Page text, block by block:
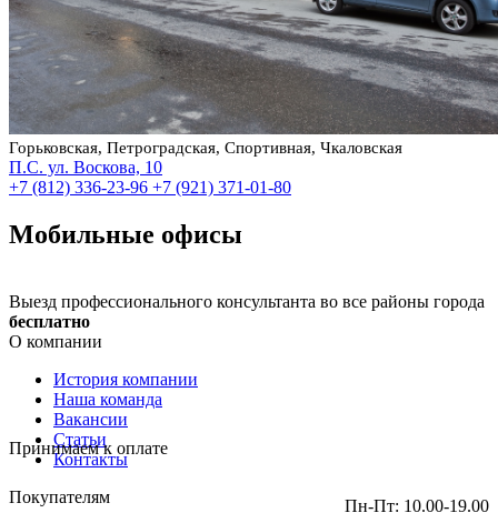
Горьковская, Петроградская, Спортивная, Чкаловская
П.С. ул. Воскова, 10
+7 (812) 336-23-96 +7 (921) 371-01-80
Мобильные офисы
Выезд профессионального консультанта во все районы города
бесплатно
О компании
История компании
Наша команда
Вакансии
Статьи
Контакты
Покупателям
Принимаем к оплате
Пн-Пт: 10.00-19.00